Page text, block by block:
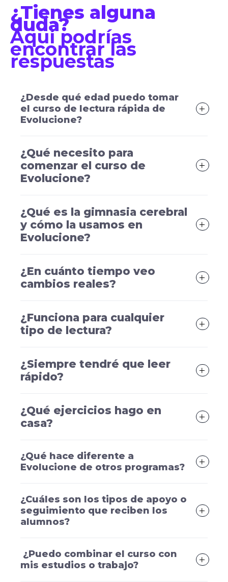
¿Tienes alguna
duda?
Aquí podrías
encontrar las
respuestas
¿Desde qué edad puedo tomar
el curso de lectura rápida de
Evolucione?
¿Qué necesito para
comenzar el curso de
Evolucione?
¿Qué es la gimnasia cerebral
y cómo la usamos en
Evolucione?
¿En cuánto tiempo veo
cambios reales?
¿Funciona para cualquier
tipo de lectura?
¿Siempre tendré que leer
rápido?
¿Qué ejercicios hago en
casa?
¿Qué hace diferente a
Evolucione de otros programas?
¿Cuáles son los tipos de apoyo o
seguimiento que reciben los
alumnos?
¿Puedo combinar el curso con
mis estudios o trabajo?